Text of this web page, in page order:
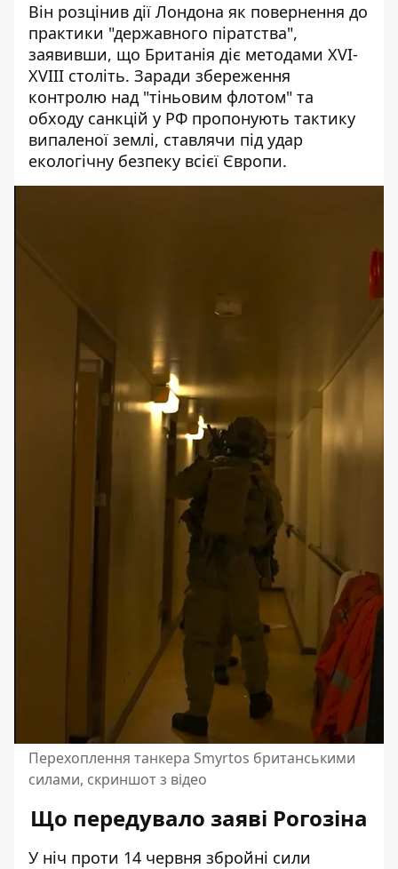
Він розцінив дії Лондона як повернення до
практики "державного піратства",
заявивши, що Британія діє методами XVI-
XVIII століть. Заради збереження
контролю над "тіньовим флотом" та
обходу санкцій у РФ пропонують тактику
випаленої землі, ставлячи під удар
екологічну безпеку всієї Європи.
Перехоплення танкера Smyrtos британськими
силами, скриншот з відео
Що передувало заяві Рогозіна
У ніч проти 14 червня збройні сили